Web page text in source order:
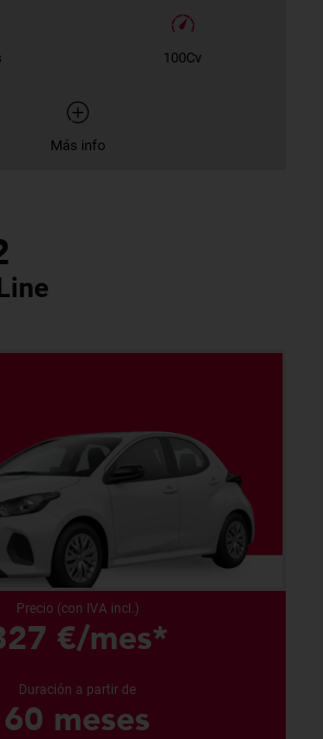
100Cv
Más info
Precio (con IVA incl.)
€/mes*
Duración a partir de
60 meses